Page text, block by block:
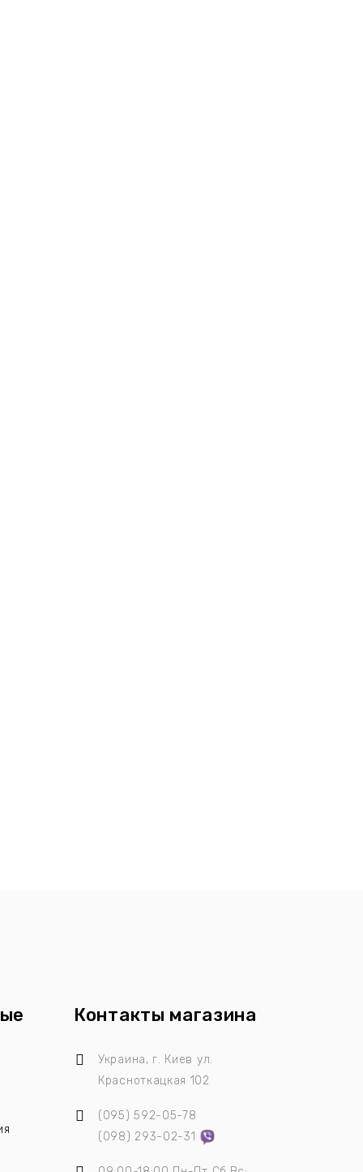
Контакты магазина
Украина, г. Киев ул.
Красноткацкая 102
(095) 592-05-78
(098) 293-02-31